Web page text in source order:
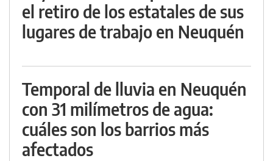
el retiro de los estatales de sus
lugares de trabajo en Neuquén
Temporal de lluvia en Neuquén
con 31 milímetros de agua:
cuáles son los barrios más
afectados